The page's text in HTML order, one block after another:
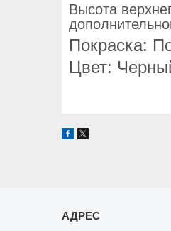
Высота
Покраска:
Цвет: